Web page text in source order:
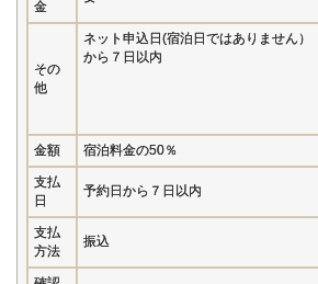
金
その
他
ネット申込日(宿泊日ではありません）
から７日以内
金額 宿泊料金の50％
支払
日
予約日から７日以内
支払
方法
振込